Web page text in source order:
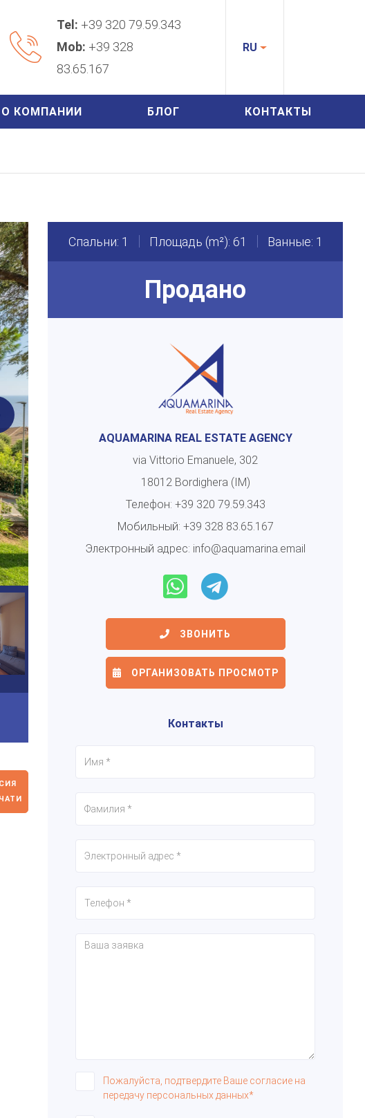
Tel: +39 320 79.59.343
Mob: +39 328
83.65.167
RU
О КОМПАНИИ БЛОГ КОНТАКТЫ
Спальни: 1 Площадь (m²): 61 Ванные: 1
Продано
AQUAMARINA REAL ESTATE AGENCY
via Vittorio Emanuele, 302
18012 Bordighera (IM)
Телефон: +39 320 79.59.343
Мобильный: +39 328 83.65.167
Электронный адрес: info@aquamarina.email
ЗВОНИТЬ
ОРГАНИЗОВАТЬ ПРОСМОТР
Контакты
Пожалуйста, подтвердите Ваше согласие на
передачу персональных данных*